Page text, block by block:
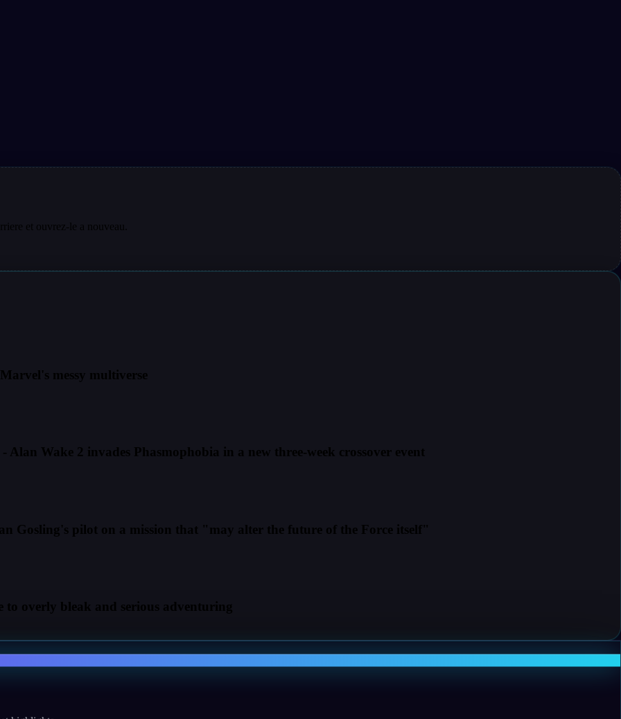
et ouvrez-le a nouveau.
messy multiverse
Wake 2 invades Phasmophobia in a new three-week crossover event
Gosling's pilot on a mission that "may alter the future of the Force itself"
to overly bleak and serious adventuring